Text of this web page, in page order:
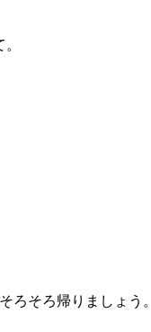
ろそろ帰りましょう。